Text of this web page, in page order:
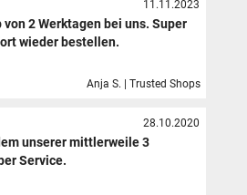
11.11.2023
2 Werktagen bei uns. Super
wieder bestellen.
Anja S. | Trusted Shops
28.10.2020
unserer mittlerweile 3
Service.